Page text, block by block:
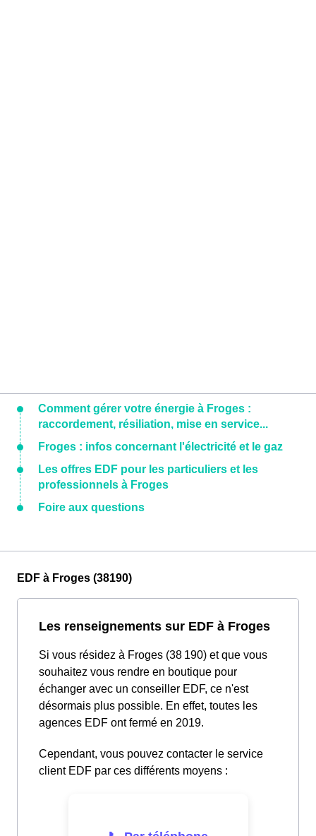
Comment gérer votre énergie à Froges :
raccordement, résiliation, mise en service...
Froges : infos concernant l'électricité et le gaz
Les offres EDF pour les particuliers et les
professionnels à Froges
Foire aux questions
EDF à Froges (38190)
Les renseignements sur EDF à Froges
Si vous résidez à Froges (38 190) et que vous
souhaitez vous rendre en boutique pour
échanger avec un conseiller EDF, ce n'est
désormais plus possible. En effet, toutes les
agences EDF ont fermé en 2019.
Cependant, vous pouvez contacter le service
client EDF par ces différents moyens :